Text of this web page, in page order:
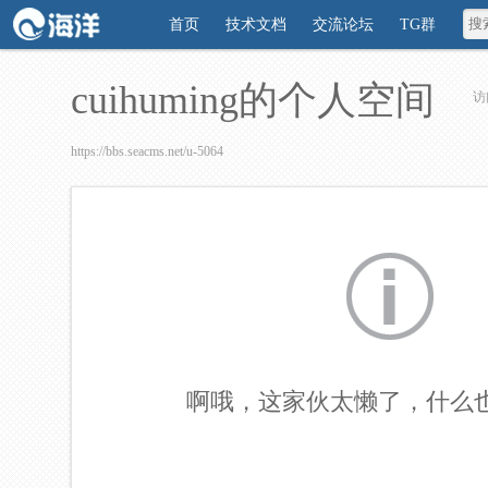
首页 技术文档 交流论坛 TG群
cuihuming的个人空间
https://bbs.seacms.net/u-5064
啊哦，这家伙太懒了，什么